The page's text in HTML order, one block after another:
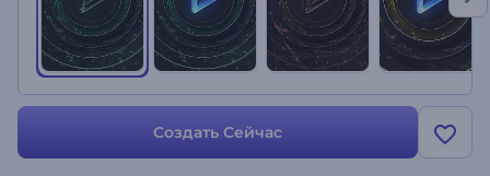
Создать Сейчас